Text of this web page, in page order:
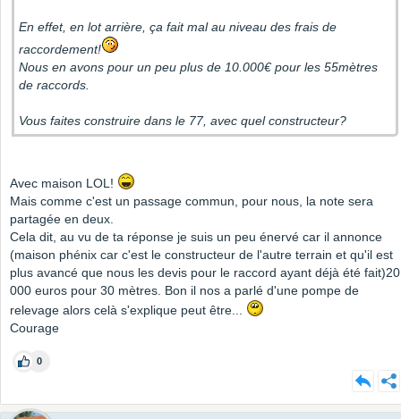
En effet, en lot arrière, ça fait mal au niveau des frais de
raccordement!
Nous en avons pour un peu plus de 10.000€ pour les 55mètres
de raccords.
Vous faites construire dans le 77, avec quel constructeur?
Avec maison LOL!
Mais comme c'est un passage commun, pour nous, la note sera
partagée en deux.
Cela dit, au vu de ta réponse je suis un peu énervé car il annonce
(maison phénix car c'est le constructeur de l'autre terrain et qu'il est
plus avancé que nous les devis pour le raccord ayant déjà été fait)20
000 euros pour 30 mètres. Bon il nos a parlé d'une pompe de
relevage alors celà s'explique peut être...
Courage
0